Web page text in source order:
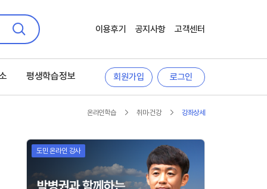
검색 이용후기 공지사항 고객센터
평생학습정보 회원가입 로그인
온라인학습 취미·건강 강좌상세
도민 온라인 강사